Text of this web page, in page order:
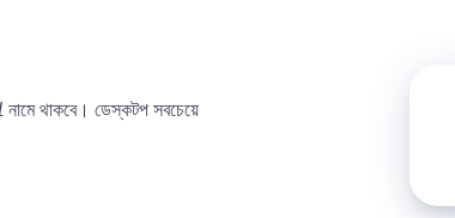
নামে থাকবে। ডেস্কটপ সবচেয়ে